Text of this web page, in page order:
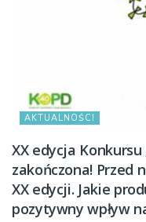
AKTUALNOŚCI
XX edycja
zakończona! Przed
XX edycji. Jakie
pozytywny wpływ